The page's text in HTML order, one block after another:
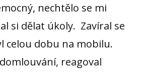
nechtělo se mi
si dělat úkoly. Zavíral se
celou dobu na mobilu.
reagoval